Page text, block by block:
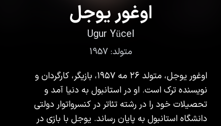
اوغور یوجل
Ugur Yücel
متولد:1957
اوغور یوجل، متولد ۲۶ مه ۱۹۵۷، بازیگر، کارگردان و
نویسنده ترک است. او در استانبول به دنیا آمد و
تحصیلات خود را در رشته تئاتر در کنسرواتوار دولتی
دانشگاه استانبول به پایان رساند. یوجل با بازی در